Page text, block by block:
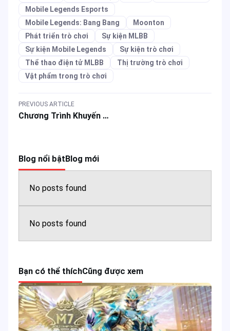
Mobile Legends Esports
Mobile Legends: Bang Bang
Moonton
Phát triển trò chơi
Sự kiện MLBB
Sự kiện Mobile Legends
Sự kiện trò chơi
Thể thao điện tử MLBB
Thị trường trò chơi
Vật phẩm trong trò chơi
PREVIOUS ARTICLE
Chương Trình Khuyến Mãi Lớn Cho Game MLBB: Tặng Skin Miễn Phí & Giảm Giá Nạp Thẻ
Blog nổi bật Blog mới
No posts found
No posts found
Bạn có thể thíchCũng được xem